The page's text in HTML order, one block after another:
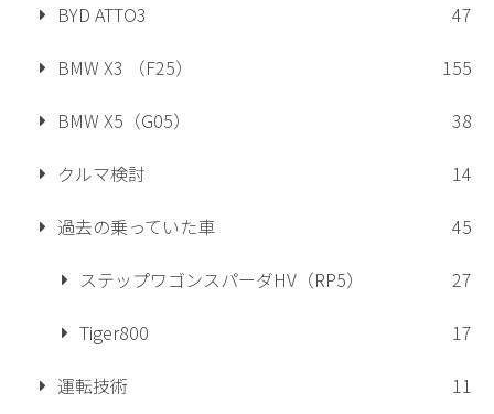
BYD ATTO3
47
BMW X3 （F25）
155
BMW X5（G05）
38
クルマ検討
14
過去の乗っていた車
45
ステップワゴンスパーダHV（RP5）
27
Tiger800
17
運転技術
11